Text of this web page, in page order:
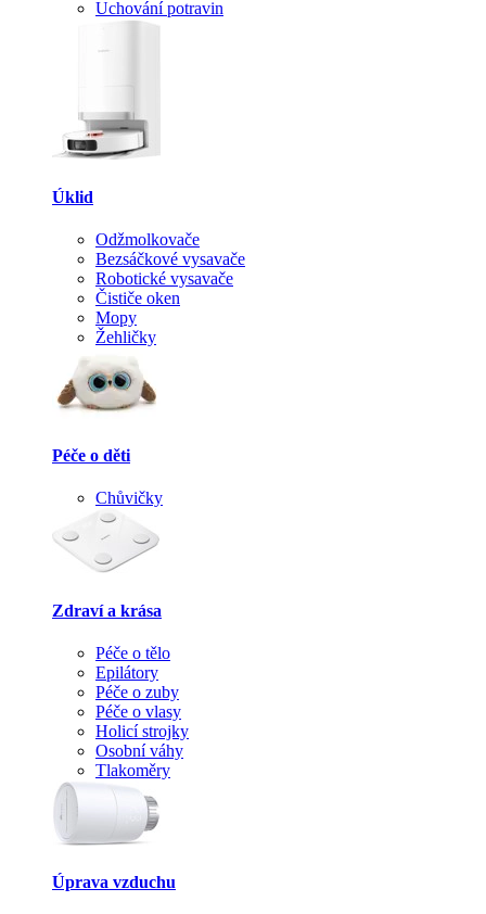
Uchování potravin
Úklid
Odžmolkovače
Bezsáčkové vysavače
Robotické vysavače
Čističe oken
Mopy
Žehličky
Péče o děti
Chůvičky
Zdraví a krása
Péče o tělo
Epilátory
Péče o zuby
Péče o vlasy
Holicí strojky
Osobní váhy
Tlakoměry
Úprava vzduchu